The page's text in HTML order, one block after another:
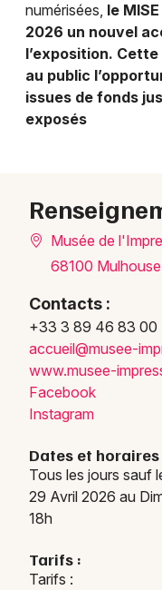
numérisées, le
2026 un nouvel
l’exposition.
au public
issues de fonds
exposés
Musée de
68100 Mulhouse
Contacts :
+33 3 89 46 83 00
accueil@musee-i
www.musee-impre
Facebook
Instagram
Dates et horaires
Tous les jours sauf
29 Avril 2026 au
18h
Tarifs :
Tarifs :